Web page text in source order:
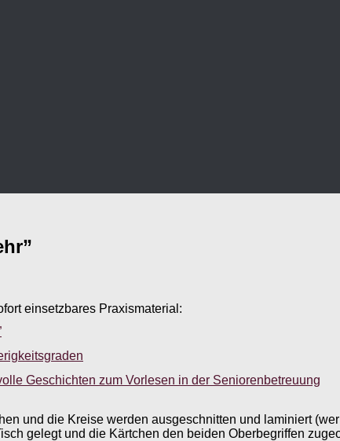
einsetzbares Praxismaterial:
Geschichten zum Vorlesen in der Seniorenbetreuung
und die Kreise werden ausgeschnitten und laminiert
gelegt und die Kärtchen den beiden Oberbegriffen